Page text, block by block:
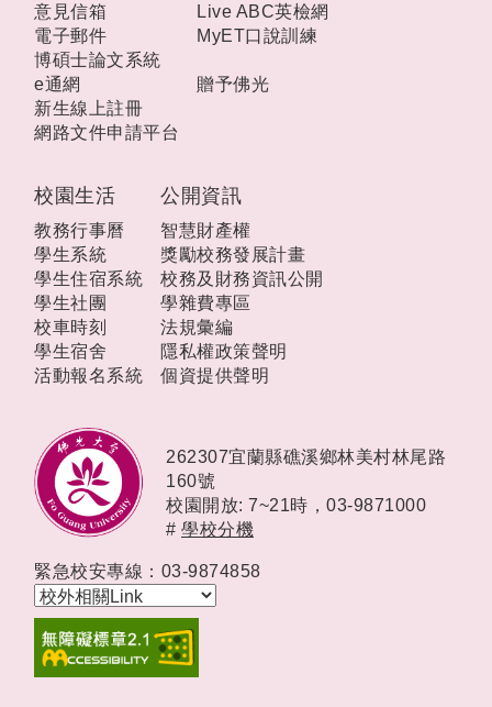
校園生活
教務行事曆
學生系統
學生住宿系統
學生社團
校車時刻
學生宿舍
活動報名系統
公開資訊
智慧財產權
獎勵校務發展計畫
校務及財務資訊公開
學雜費專區
法規彙編
隱私權政策聲明
個資提供聲明
意見信箱
電子郵件
博碩士論文系統
e通網
新生線上註冊
網路文件申請平台
Live ABC英檢網
MyET口說訓練
贈予佛光
262307宜蘭縣礁溪鄉林美村林尾路
160號
校園開放: 7~21時， 03-9871000
# 學校分機
緊急校安專線：03-9874858